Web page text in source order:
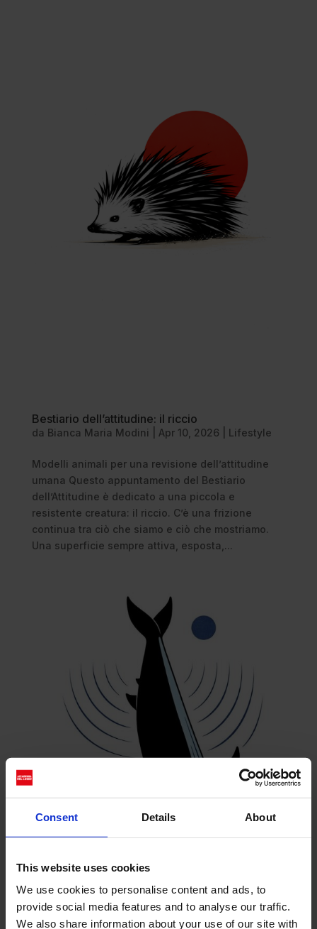
Consent Details About
This website uses cookies
We use cookies to personalise content and ads, to
provide social media features and to analyse our traffic.
We also share information about your use of our site with
Bestiario dell’attitudine: il riccio
da Bianca Maria Modini Apr 10, 2026 Lifestyle
Modelli animali per una revisione dell’attitudine
umana Questo appuntamento del Bestiario
dell’Attitudine è dedicato a una piccola e
resistente creatura: il riccio. C’è una frizione
continua tra ciò che siamo e ciò che mostriamo.
Una superficie sempre attiva, esposta,...